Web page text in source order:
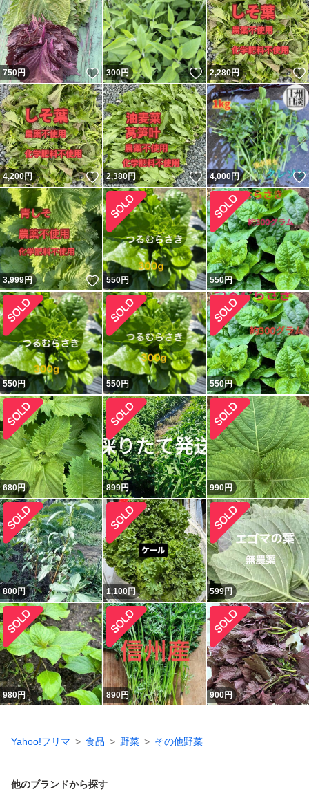
750円 いいね！
300円 いいね！
2,280円
4,200円 いいね！
2,380円 いいね！
4,000円
3,999円 いいね！
550円 550円
550円 550円 550円
680円 899円 990円
800円 1,100円 599円
980円 890円 900円
Yahoo!フリマ 食品 野菜 その他野菜
他のブランドから探す